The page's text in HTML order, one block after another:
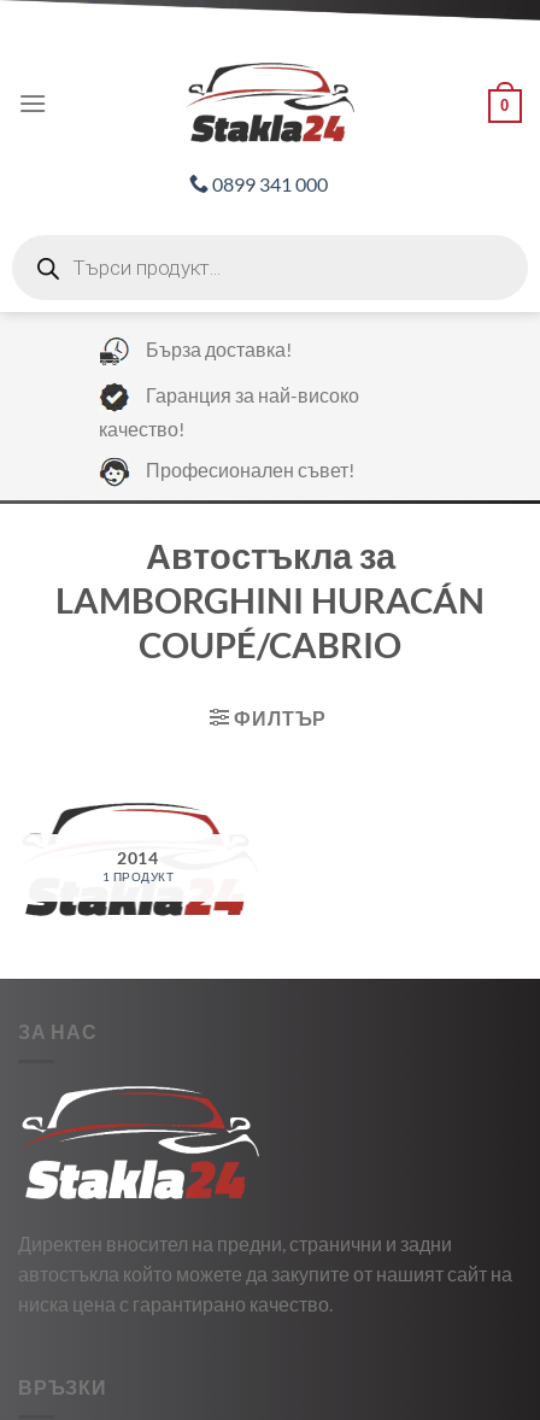
0
0899 341 000
search
Бърза доставка!
Гаранция за най-високо
качество!
Професионален съвет!
Автостъкла за
LAMBORGHINI HURACÁN
COUPÉ/CABRIO
ФИЛТЪР
2014
1 ПРОДУКТ
ЗА НАС
Директен вносител на предни, странични и задни
автостъкла който можете да закупите от нашият сайт на
ниска цена с гарантирано качество.
ВРЪЗКИ